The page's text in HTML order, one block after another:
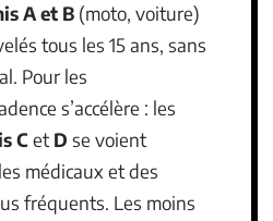
A et B (moto, voiture)
tous les 15 ans, sans
Pour les
s’accélère : les
Cet D se voient
médicaux et des
fréquents. Les moins